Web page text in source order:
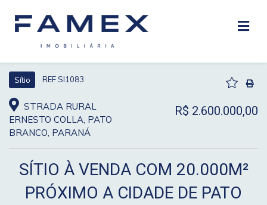
Sítio REF SI1083
STRADA RURAL
ERNESTO COLLA, PATO
BRANCO, PARANÁ
R$ 2.600.000,00
SÍTIO À VENDA COM 20.000M²
PRÓXIMO A CIDADE DE PATO